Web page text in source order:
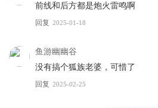
前线和后方都是炮火雷鸣啊
回复 2025-01-18
鱼游幽幽谷
没有搞个狐族老婆，可惜了
回复 2025-02-25